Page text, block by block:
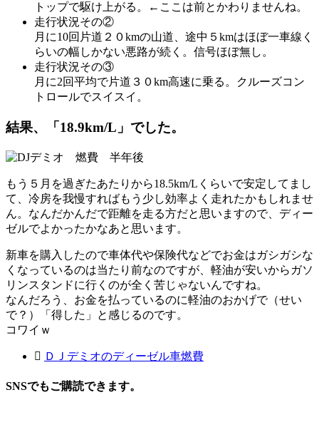
トップで駆け上がる。←ここは前とかわりませんね。
走行状況その②
月に10回片道２０kmの山道、途中５kmはほぼ一車線く
らいの幅しかない悪路が続く。信号ほぼ無し。
走行状況その③
月に2回平均で片道３０km高速に乗る。クルーズコン
トロールでスイスイ。
結果、「18.9km/L」でした。
もう５月を過ぎたあたりから18.5km/Lくらいで安定してまし
て、冷房を我慢すればもう少し効率よく走れたかもしれませ
ん。なんだかんだで距離を走る方だと思いますので、ディー
ゼルでよかったかなあと思います。
新車を購入したので車体代や保険代などでお金はガシガシな
くなっているのは当たり前なのですが、軽油が安いからガソ
リンスタンドに行くのが全く苦じゃないんですね。
なんだろう、お金を払っているのに軽油のおかげで（せい
で？）「得した」と感じるのです。
コワイｗ
ＤＪデミオのディーゼル車燃費
SNSでもご購読できます。